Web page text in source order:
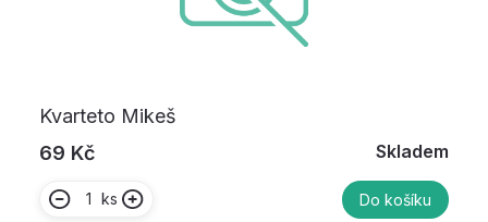
Kvarteto Mikeš
69 Kč
Skladem
ks Do košíku